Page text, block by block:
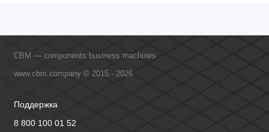
CBM — components business machines
www.cbm.company © 2015 - 2026
Поддержка
8 800 100 01 52